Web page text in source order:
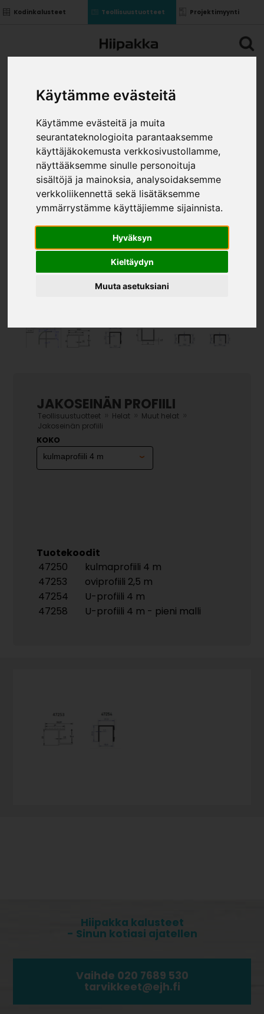
Käytämme evästeitä
Käytämme evästeitä ja muita
seurantateknologioita parantaaksemme
käyttäjäkokemusta verkkosivustollamme,
näyttääksemme sinulle personoituja
sisältöjä ja mainoksia, analysoidaksemme
verkkoliikennettä sekä lisätäksemme
ymmärrystämme käyttäjiemme sijainnista.
Hyväksyn
Kieltäydyn
Muuta asetuksiani
Kodinkalusteet Teollisuustuotteet Projektimyynti
JAKOSEINÄN PROFIILI
Teollisuustuotteet Helat Muut helat
Jakoseinän profiili
KOKO
Tuotekoodit
47250
kulmaprofiili 4 m
47253
oviprofiili 2,5 m
47254
U-profiili 4 m
47258
U-profiili 4 m - pieni malli
Hiipakka kalusteet
- Sinun kotiasi ajatellen
Vaihde 020 7689 530
tarvikkeet@ejh.fi